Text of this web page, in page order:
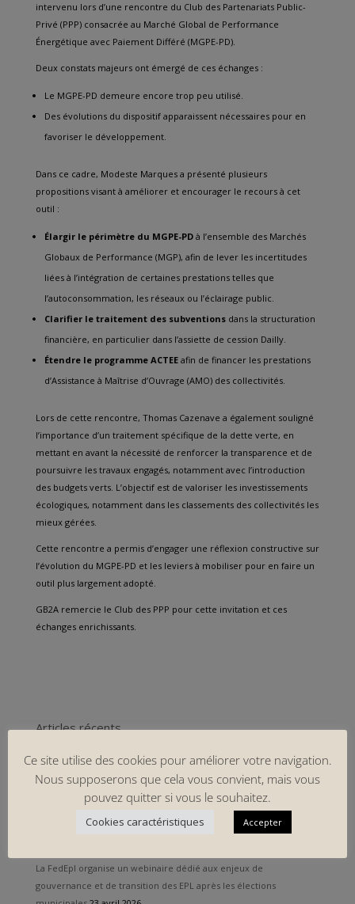
intervenu lors d’une rencontre du Club des Partenariats Public-
Privé (PPP) consacrée au Marché Global de Performance
Énergétique avec Paiement Différé (MGPE-PD).
Deux constats majeurs ont émergé de ces échanges :
Le MGPE-PD demeure encore trop peu utilisé.
Des évolutions du dispositif apparaissent nécessaires pour en
favoriser le développement.
Dans ce cadre, Modeste Marques a présenté plusieurs
propositions visant à améliorer et encourager le recours à cet
outil :
Élargir le périmètre du MGPE-PDà l’ensemble des Marchés
Globaux de Performance (MGP), afin de lever les incertitudes
liées à l’intégration de certaines prestations telles que
l’autoconsommation, les réseaux ou l’éclairage public.
Clarifier le traitement des subventionsdans la structuration
financière, en particulier dans l’assiette de cession Dailly.
Étendre le programme ACTEEafin de financer les prestations
d’Assistance à Maîtrise d’Ouvrage (AMO) des collectivités.
Lors de cette rencontre, Thomas Cazenave a également souligné
l’importance d’un traitement spécifique de la dette verte, en
mettant en avant la nécessité de renforcer la transparence et de
poursuivre les travaux engagés, notamment avec l’introduction
des budgets verts. L’objectif est de valoriser les investissements
écologiques, notamment dans les classements des collectivités les
mieux gérées.
Cette rencontre a permis d’engager une réflexion constructive sur
l’évolution du MGPE-PD et les leviers à mobiliser pour en faire un
outil plus largement adopté.
GB2A remercie le Club des PPP pour cette invitation et ces
échanges enrichissants.
Articles récents
ont consacré un séminaire à l’avenir des PPP 23 avril 2026
Retour sur l’intervention de GB2A à l’IAE Paris – Sorbonne Business
School dans le cadre de sa formation dédiée aux PPP
Grégory Berkovicz décrypte les grandes mutations profondes qui
La FedEpl organise un webinaire dédié aux enjeux de
gouvernance et de transition des EPL après les élections
Ce site utilise des cookies pour améliorer votre navigation.
Nous supposerons que cela vous convient, mais vous
pouvez quitter si vous le souhaitez.
Cookies caractéristiques Accepter